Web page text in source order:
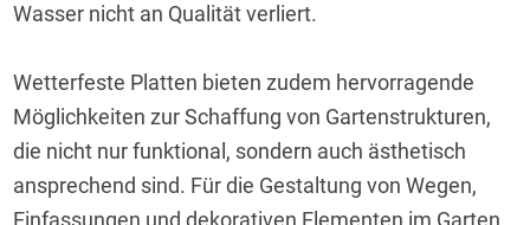
Wasser nicht an Qualität verliert.
Wetterfeste Platten bieten zudem hervorragende
Möglichkeiten zur Schaffung von Gartenstrukturen,
die nicht nur funktional, sondern auch ästhetisch
ansprechend sind. Für die Gestaltung von Wegen,